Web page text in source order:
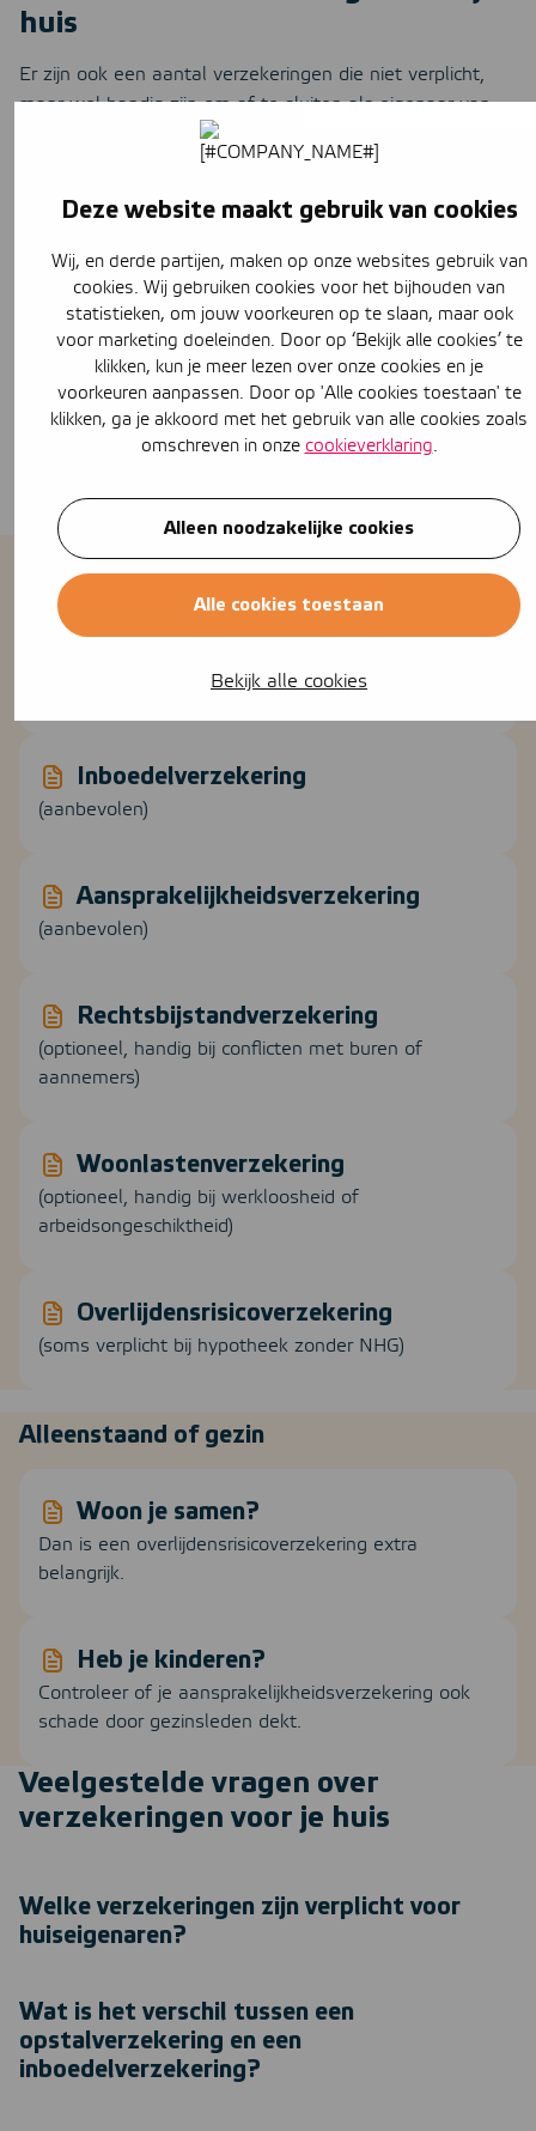
Deze website maakt gebruik van cookies
Wij, en derde partijen, maken op onze websites gebruik van
cookies. Wij gebruiken cookies voor het bijhouden van
statistieken, om jouw voorkeuren op te slaan, maar ook
voor marketing doeleinden. Door op ‘Bekijk alle cookies’ te
klikken, kun je meer lezen over onze cookies en je
voorkeuren aanpassen. Door op 'Alle cookies toestaan' te
klikken, ga je akkoord met het gebruik van alle cookies zoals
omschreven in onze cookieverklaring.
Alleen noodzakelijke cookies
Alle cookies toestaan
Bekijk alle cookies
huis
Er zijn ook een aantal verzekeringen die niet verplicht,
maar wel handig zijn om af te sluiten als eigenaar van
Inboedelverzekering
Aansprakelijkheidsverzekering
Rechtsbijstandverzekering
Woonlastenverzekering
Checklist: deze verzekeringen heb
je nodig als huiseigenaar
(verplicht bij hypotheek)
Inboedelverzekering
(aanbevolen)
Aansprakelijkheidsverzekering
(aanbevolen)
Rechtsbijstandverzekering
(optioneel, handig bij conflicten met buren of
aannemers)
Woonlastenverzekering
(optioneel, handig bij werkloosheid of
arbeidsongeschiktheid)
Overlijdensrisicoverzekering
(soms verplicht bij hypotheek zonder NHG)
Alleenstaand of gezin
Woon je samen?
Dan is een overlijdensrisicoverzekering extra
belangrijk.
Heb je kinderen?
Controleer of je aansprakelijkheidsverzekering ook
schade door gezinsleden dekt.
Veelgestelde vragen over
verzekeringen voor je huis
Welke verzekeringen zijn verplicht voor
huiseigenaren?
Wat is het verschil tussen een
opstalverzekering en een
inboedelverzekering?